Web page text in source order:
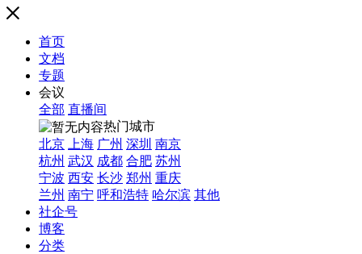
首页
文档
专题
会议
全部 直播间
热门城市
北京
上海 广州 深圳 南京
杭州 武汉 成都 合肥 苏州
宁波 西安 长沙 郑州 重庆
兰州 南宁 呼和浩特 哈尔滨 其他
社企号
博客
分类